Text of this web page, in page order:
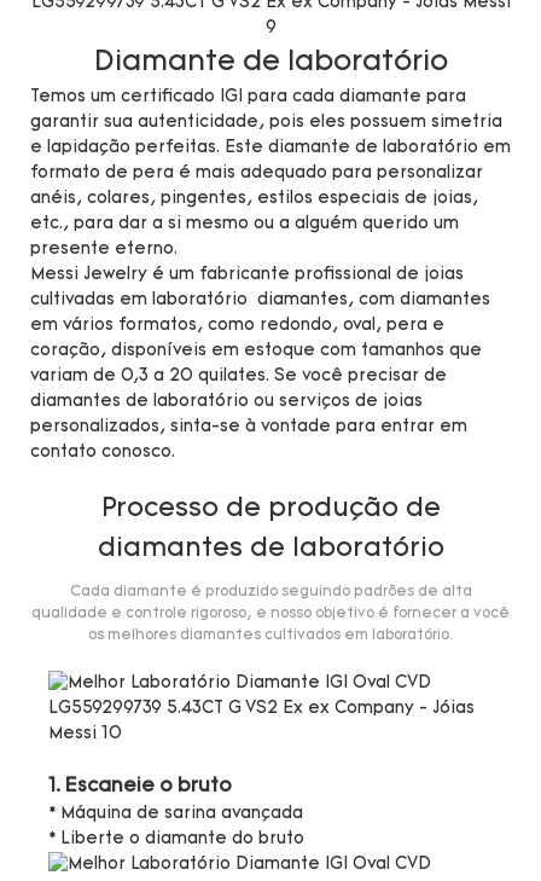
Diamante de laboratório
Temos um certificado IGI para cada diamante para
garantir sua autenticidade, pois eles possuem simetria
e lapidação perfeitas. Este diamante de laboratório em
formato de pera é mais adequado para personalizar
anéis, colares, pingentes, estilos especiais de joias,
etc., para dar a si mesmo ou a alguém querido um
presente eterno.
Messi Jewelry é um fabricante profissional de joias
cultivadas em laboratório diamantes, com diamantes
em vários formatos, como redondo, oval, pera e
coração, disponíveis em estoque com tamanhos que
variam de 0,3 a 20 quilates. Se você precisar de
diamantes de laboratório ou serviços de joias
personalizados, sinta-se à vontade para entrar em
contato conosco.
Processo de produção de
diamantes de laboratório
Cada diamante é produzido seguindo padrões de alta
qualidade e controle rigoroso, e nosso objetivo é fornecer a você
os melhores diamantes cultivados em laboratório.
1. Escaneie o bruto
* Máquina de sarina avançada
* Liberte o diamante do bruto